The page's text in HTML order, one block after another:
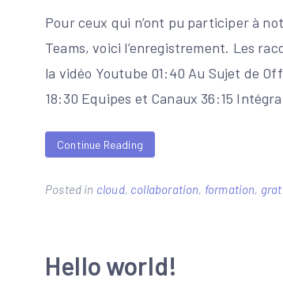
Pour ceux qui n’ont pu participer à
Teams, voici l’enregistrement. Les
la vidéo Youtube 01:40 Au Sujet de
18:30 Equipes et Canaux 36:15
Continue Reading
Posted in cloud, collaboration, formation,
Hello world!